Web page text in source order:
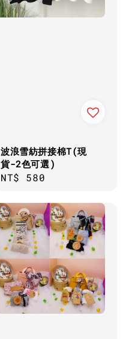
波浪雪紡拼接棉T(現
貨-2色可選)
Regular
NT$ 580